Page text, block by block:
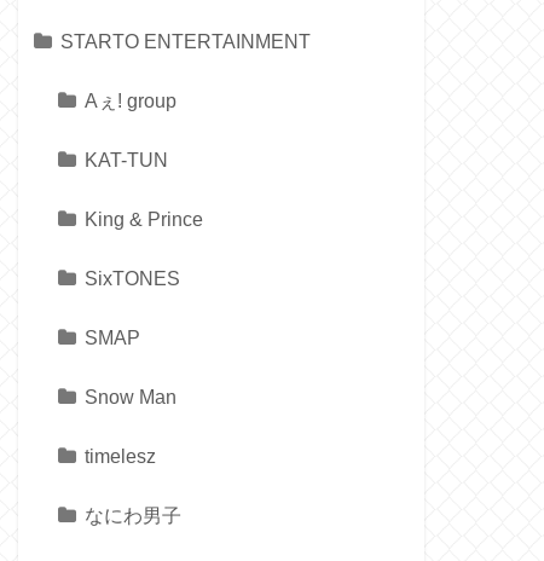
STARTO ENTERTAINMENT
Aぇ! group
KAT-TUN
King & Prince
SixTONES
SMAP
Snow Man
timelesz
なにわ男子